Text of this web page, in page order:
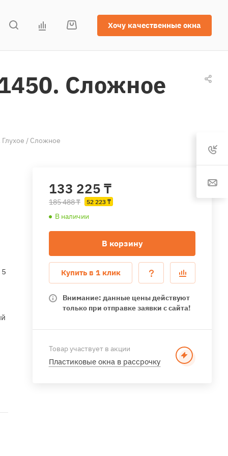
Хочу качественные окна
Сложное
/ Сложное
133 225 ₸
185 488 ₸ 52 223 ₸
В наличии
В корзину
Купить в 1 клик
Внимание: данные цены действуют
только при отправке заявки с сайта!
Товар участвует в акции
Пластиковые окна в рассрочку